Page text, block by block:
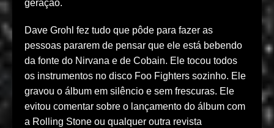
geração.
Dave Grohl fez tudo que pôde para fazer as
pessoas pararem de pensar que ele está bebendo
da fonte do Nirvana e de Cobain. Ele tocou todos
os instrumentos no disco Foo Fighters sozinho. Ele
gravou o álbum em silêncio e sem frescuras. Ele
evitou comentar sobre o lançamento do álbum com
a Rolling Stone ou qualquer outra revista